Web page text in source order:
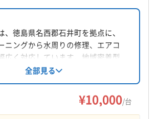
阿波市 吉野川市
鳴門市 板野郡松茂町
板野郡上板町
板野郡藍住町
、徳島県名西郡石井町を拠点に、
ニングから水周りの修理、エアコ
広く対応しています。地域密着型
クリーニングは一台10000円から。
同行や時間外の相談も可能です。
トや室外機洗浄などのオプション
す。
全部見る
¥10,000/台